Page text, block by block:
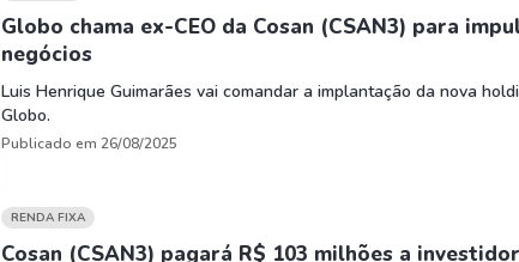
Globo chama ex-CEO da Cosan (CSAN3) para
negócios
Luis Henrique Guimarães vai comandar a implantação da nova
Globo.
Publicado em 26/08/2025
RENDA FIXA
Cosan (CSAN3) pagará R$ 103 milhões a